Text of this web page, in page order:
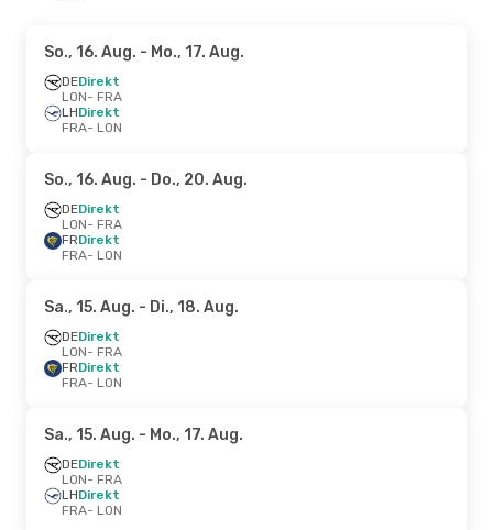
So., 16. Aug. - Mo., 17. Aug.
DEDirekt
LON- FRA
LHDirekt
FRA- LON
So., 16. Aug. - Do., 20. Aug.
DEDirekt
LON- FRA
FRDirekt
FRA- LON
Sa., 15. Aug. - Di., 18. Aug.
DEDirekt
LON- FRA
FRDirekt
FRA- LON
Sa., 15. Aug. - Mo., 17. Aug.
DEDirekt
LON- FRA
LHDirekt
FRA- LON